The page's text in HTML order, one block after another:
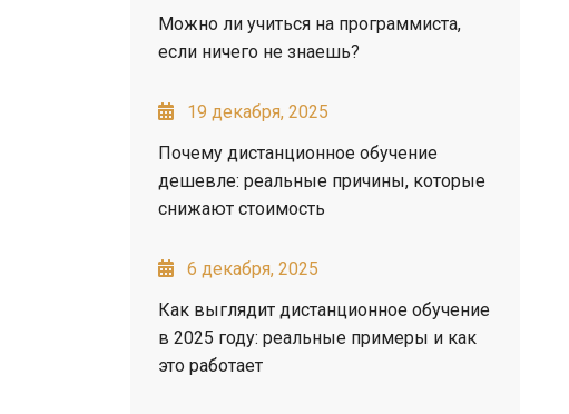
Можно ли учиться на программиста,
если ничего не знаешь?
19 декабря, 2025
Почему дистанционное обучение
дешевле: реальные причины, которые
снижают стоимость
6 декабря, 2025
Как выглядит дистанционное обучение
в 2025 году: реальные примеры и как
это работает